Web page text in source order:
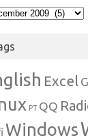
Excel
PT QQ
Windows